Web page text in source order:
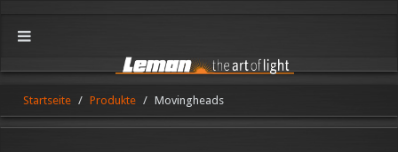
Startseite Produkte Movingheads